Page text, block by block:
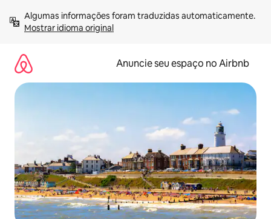
para
Mostrar idioma original
Anuncie seu espaço no Airbnb